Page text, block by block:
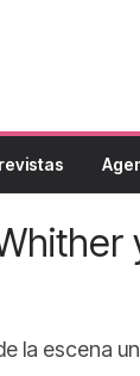
la escena